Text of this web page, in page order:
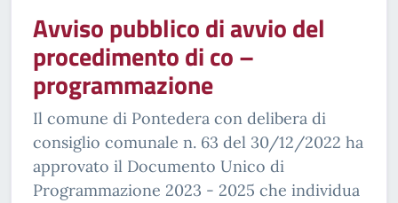
Avviso pubblico di avvio del
procedimento di co –
programmazione
Il comune di Pontedera con delibera di
consiglio comunale n. 63 del 30/12/2022 ha
approvato il Documento Unico di
Programmazione 2023 - 2025 che individua